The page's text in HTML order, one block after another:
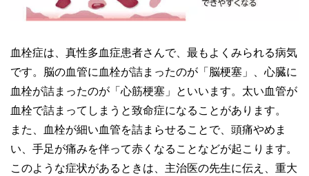
血栓症は、真性多血症患者さんで、最もよくみられる病気
です。脳の血管に血栓が詰まったのが「脳梗塞」、心臓に
血栓が詰まったのが「心筋梗塞」といいます。太い血管が
血栓で詰まってしまうと致命症になることがあります。
また、血栓が細い血管を詰まらせることで、頭痛やめま
い、手足が痛みを伴って赤くなることなどが起こります。
このような症状があるときは、主治医の先生に伝え、重大